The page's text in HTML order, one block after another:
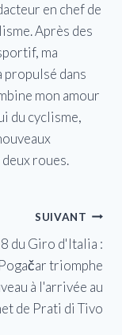
en chef de
Après des
ma
propulsé dans
mon amour
du cyclisme,
roues.
SUIVANT
du Giro d'Italia :
triomphe
à l'arrivée au
de Prati di Tivo